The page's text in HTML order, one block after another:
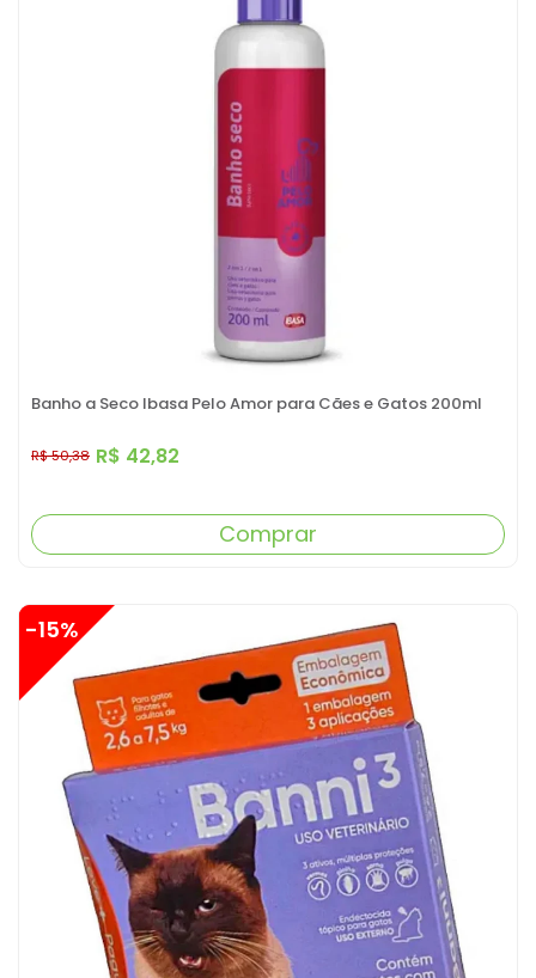
Banho a Seco Ibasa Pelo Amor para Cães e Gatos 200ml
R$ 42,82
R$ 50,38
Comprar
-15%